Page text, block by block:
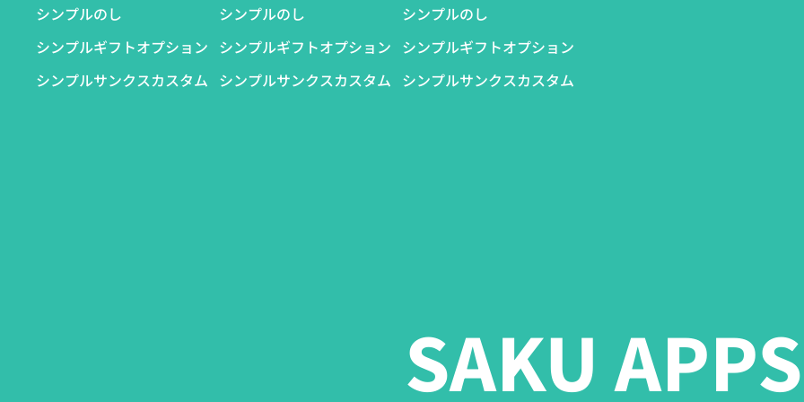
シンプルのし
シンプルギフトオプション
シンプルサンクスカスタム
シンプルのし
シンプルギフトオプション
シンプルサンクスカスタム
シンプルのし
シンプルギフトオプション
シンプルサンクスカスタム
SAKU APPS